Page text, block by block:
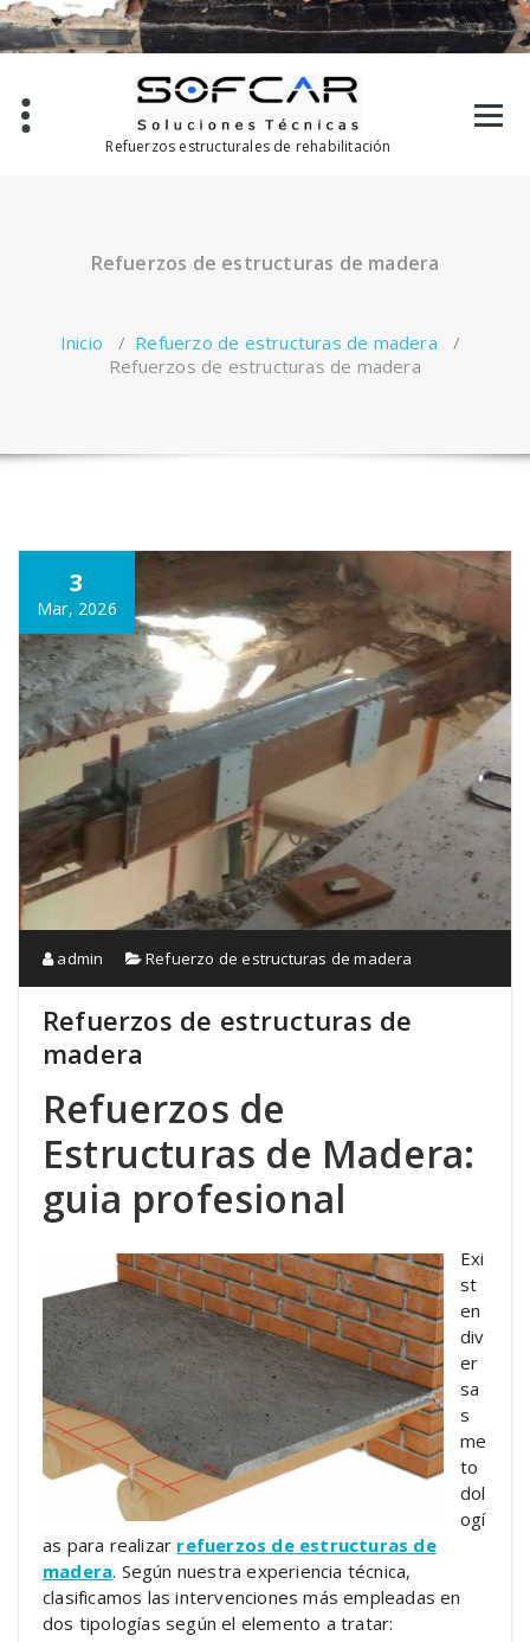
Saltar
al
contenido
Refuerzos estructurales de rehabilitación
Refuerzos de estructuras de madera
Inicio / Refuerzo de estructuras de madera /
Refuerzos de estructuras de madera
3
Mar, 2026
admin Refuerzo de estructuras de madera
Refuerzos de estructuras de
madera
Refuerzos de
Estructuras de Madera:
guia profesional
Exi
st
en
div
er
sa
s
me
to
dol
ogí
as para realizar refuerzos de estructuras de
madera. Según nuestra experiencia técnica,
clasificamos las intervenciones más empleadas en
dos tipologías según el elemento a tratar: